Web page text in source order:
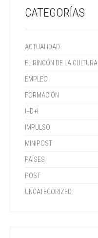
CATEGORÍAS
ACTUALIDAD
EL RINCÓN DE LA CULTURA
EMPLEO
FORMACIÓN
I+D+I
IMPULSO
MINIPOST
PAÍSES
POST
UNCATEGORIZED